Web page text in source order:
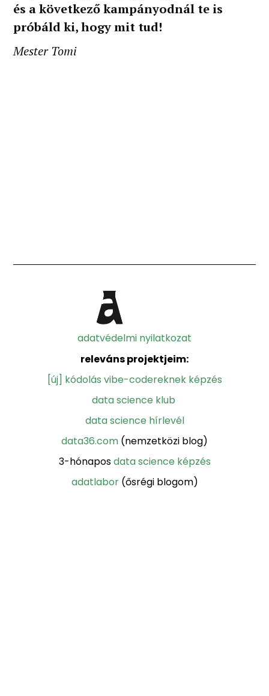
és a következő kampányodnál te is
próbáld ki, hogy mit tud!
Mester Tomi
adatvédelmi nyilatkozat
releváns projektjeim:
[új] kódolás vibe-codereknek képzés
data science klub
data science hírlevél
data36.com (nemzetközi blog)
3-hónaposdata science képzés
adatlabor(ősrégi blogom)